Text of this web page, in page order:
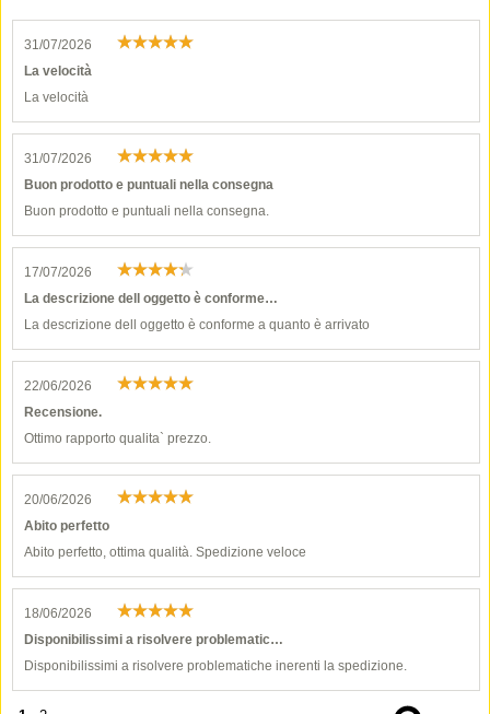
31/07/2026
La velocità
La velocità
31/07/2026
Buon prodotto e puntuali nella consegna
Buon prodotto e puntuali nella consegna.
17/07/2026
La descrizione dell oggetto è conforme…
La descrizione dell oggetto è conforme a quanto è arrivato
22/06/2026
Recensione.
Ottimo rapporto qualita` prezzo.
20/06/2026
Abito perfetto
Abito perfetto, ottima qualità. Spedizione veloce
18/06/2026
Disponibilissimi a risolvere problematic…
Disponibilissimi a risolvere problematiche inerenti la spedizione.